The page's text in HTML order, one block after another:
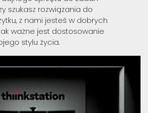
szukasz rozwiązania do
z nami jesteś w dobrych
ważne jest dostosowanie
stylu życia.